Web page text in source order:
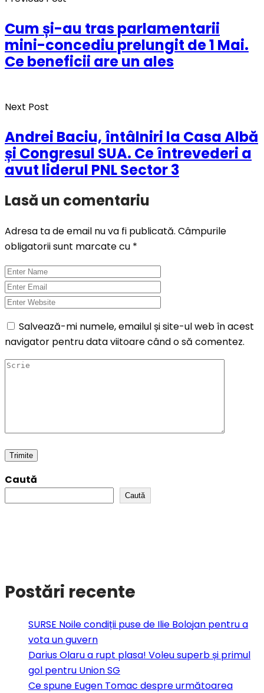
Cum și-au tras parlamentarii
mini-concediu prelungit de 1 Mai.
Ce beneficii are un ales
Next Post
Andrei Baciu, întâlniri la Casa Albă
și Congresul SUA. Ce întrevederi a
avut liderul PNL Sector 3
Lasă un comentariu
Adresa ta de email nu va fi publicată. Câmpurile
obligatorii sunt marcate cu *
Salvează-mi numele, emailul și site-ul web în acest
navigator pentru data viitoare când o să comentez.
Caută
Caută
Postări recente
SURSE Noile condiții puse de Ilie Bolojan pentru a
vota un guvern
Darius Olaru a rupt plasa! Voleu superb și primul
gol pentru Union SG
Ce spune Eugen Tomac despre următoarea